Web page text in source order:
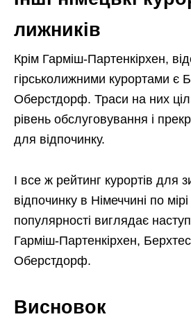
лижників
Крім Гарміш-Партенкірхен,
гірськолижними курортами є
Оберстдорф. Траси на них
рівень обслуговування і
для відпочинку.
І все ж рейтинг курортів для
відпочинку в Німеччині по
популярності виглядає
Гарміш-Партенкірхен,
Оберстдорф.
Висновок